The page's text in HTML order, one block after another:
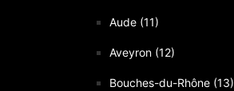
Aude (11)
Aveyron (12)
Bouches-du-Rhône (13)